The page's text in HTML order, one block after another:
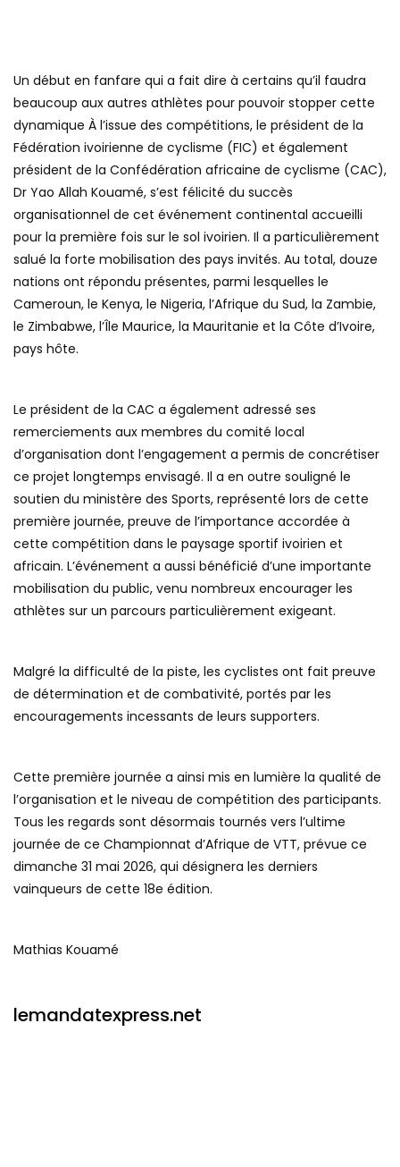
Un début en fanfare qui a fait dire à certains qu’il faudra
beaucoup aux autres athlètes pour pouvoir stopper cette
dynamique À l’issue des compétitions, le président de la
Fédération ivoirienne de cyclisme (FIC) et également
président de la Confédération africaine de cyclisme (CAC),
Dr Yao Allah Kouamé, s’est félicité du succès
organisationnel de cet événement continental accueilli
pour la première fois sur le sol ivoirien. Il a particulièrement
salué la forte mobilisation des pays invités. Au total, douze
nations ont répondu présentes, parmi lesquelles le
Cameroun, le Kenya, le Nigeria, l’Afrique du Sud, la Zambie,
le Zimbabwe, l’Île Maurice, la Mauritanie et la Côte d’Ivoire,
pays hôte.
Le président de la CAC a également adressé ses
remerciements aux membres du comité local
d’organisation dont l’engagement a permis de concrétiser
ce projet longtemps envisagé. Il a en outre souligné le
soutien du ministère des Sports, représenté lors de cette
première journée, preuve de l’importance accordée à
cette compétition dans le paysage sportif ivoirien et
africain. L’événement a aussi bénéficié d’une importante
mobilisation du public, venu nombreux encourager les
athlètes sur un parcours particulièrement exigeant.
Malgré la difficulté de la piste, les cyclistes ont fait preuve
de détermination et de combativité, portés par les
encouragements incessants de leurs supporters.
Cette première journée a ainsi mis en lumière la qualité de
l’organisation et le niveau de compétition des participants.
Tous les regards sont désormais tournés vers l’ultime
journée de ce Championnat d’Afrique de VTT, prévue ce
dimanche 31 mai 2026, qui désignera les derniers
vainqueurs de cette 18e édition.
Mathias Kouamé
lemandatexpress.net